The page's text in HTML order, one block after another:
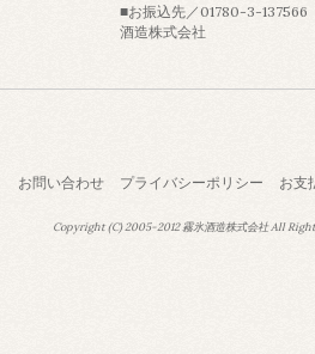
■お振込先／01780-3-
酒造株式会社
お問い合わせ プライバシーポリシー お支
Copyright (C) 2005-2012 霧氷酒造株式会社 All